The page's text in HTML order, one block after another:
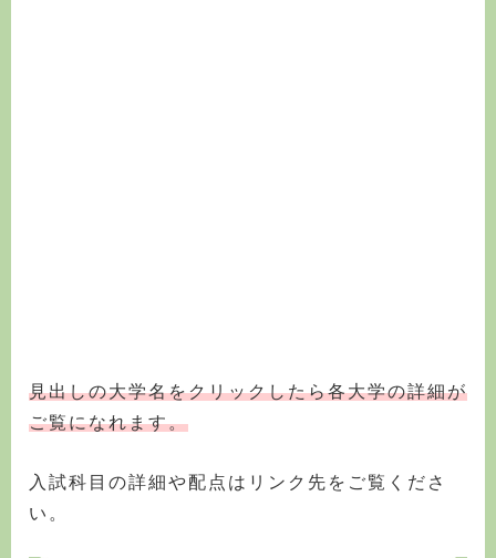
見出しの大学名をクリックしたら各大学の詳細が
ご覧になれます。
入試科目の詳細や配点はリンク先をご覧くださ
い。